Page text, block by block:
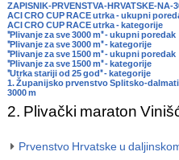
ZAPISNIK-PRVENSTVA-HRVATSKE-
ACI CRO CUP RACE utrka - ukupni
ACI CRO CUP RACE utrka - kategorije
"Plivanje za sve 3000 m" - ukupni poredak
"Plivanje za sve 3000 m" - kategorije
"Plivanje za sve 1500 m" - ukupni poredak
"Plivanje za sve 1500 m" - kategorije
"Utrka stariji od 25 god" - kategorije
1. Županijsko prvenstvo Splitsko-
3000 m
2. Plivački maraton
Prvenstvo Hrvatske u